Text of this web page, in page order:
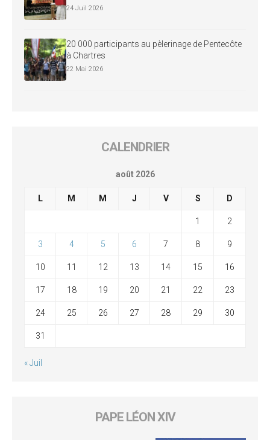
24 Juil 2026
20 000 participants au pèlerinage de Pentecôte
à Chartres
22 Mai 2026
CALENDRIER
août 2026
L M M J V S D
1 2
3 4 5 6 7 8 9
10 11 12 13 14 15 16
17 18 19 20 21 22 23
24 25 26 27 28 29 30
31
« Juil
PAPE LÉON XIV